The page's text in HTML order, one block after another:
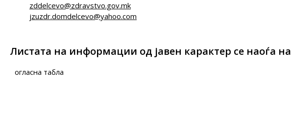
zddelcevo@zdravstvo.gov.mk
jzuzdr.domdelcevo@yahoo.com
Листата на информации од јавен карактер се наоѓа на
огласна табла